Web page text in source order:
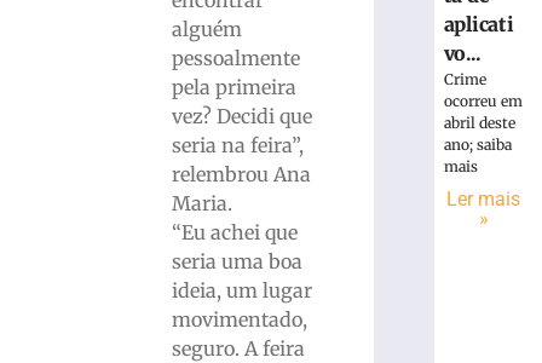
alguém
pessoalmente
pela primeira
vez? Decidi que
seria na feira”,
relembrou Ana
Maria.
“Eu achei que
seria uma boa
ideia, um lugar
movimentado,
seguro. A feira
aplicati
vo...
Crime
ocorreu em
abril deste
ano; saiba
mais
Ler mais
»